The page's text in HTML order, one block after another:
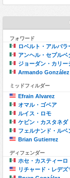
フォワード
ロベルト・アルバラ
アンヘル・セプルベ
ジョーダン・カリー
Armando
ミッドフィルダー
Efrain Alvarez
オマル・ゴベア
ルイス・ロモ
ケビン・カスタネダ
フェルナンド・ルベン・
Brian Gutierrez
ディフェンダー
ホセ・カスティーロ
リチャード・レデズ